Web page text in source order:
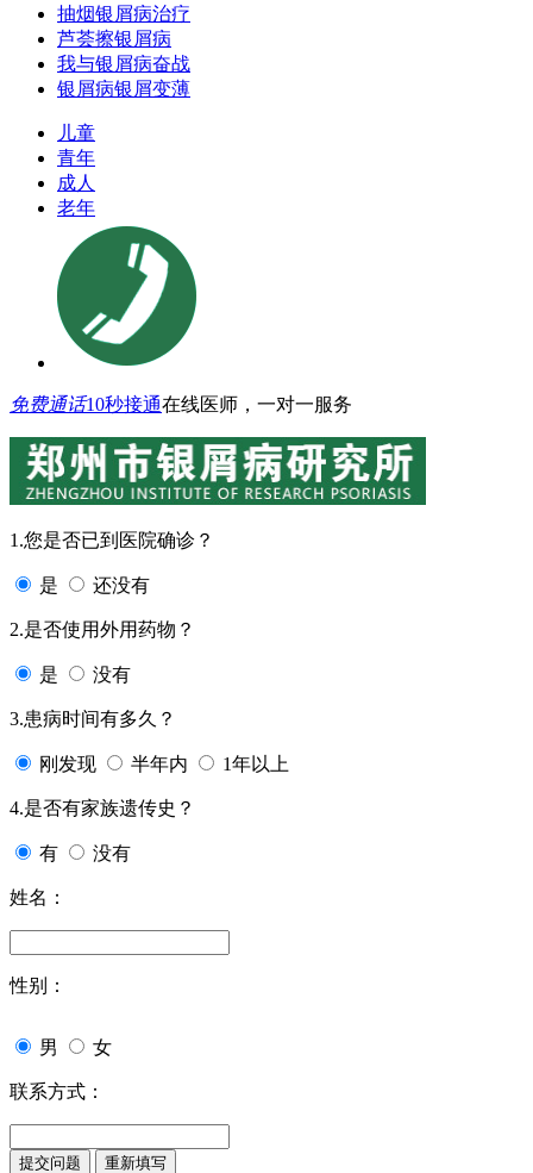
抽烟银屑病治疗
芦荟擦银屑病
我与银屑病奋战
银屑病银屑变薄
儿童
青年
成人
老年
免费通话10秒接通在线医师，一对一服务
1.您是否已到医院确诊？
是 还没有
2.是否使用外用药物？
是 没有
3.患病时间有多久？
刚发现 半年内 1年以上
4.是否有家族遗传史？
有 没有
姓名：
性别：
男 女
联系方式：